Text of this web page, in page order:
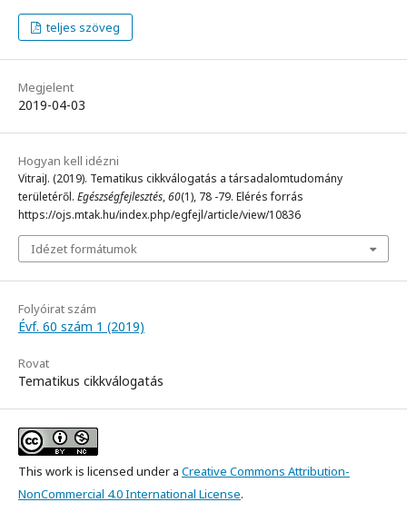
teljes szöveg
Megjelent
2019-04-03
Hogyan kell idézni
VitraiJ. (2019). Tematikus cikkválogatás a társadalomtudomány
területéről. Egészségfejlesztés,60(1), 78 -79. Elérés forrás
https://ojs.mtak.hu/index.php/egfejl/article/view/10836
Idézet formátumok
Folyóirat szám
Évf. 60 szám 1 (2019)
Rovat
Tematikus cikkválogatás
This work is licensed under a Creative Commons Attribution-
NonCommercial 4.0 International License.